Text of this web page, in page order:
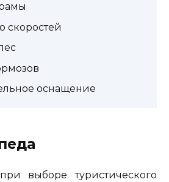
скоростей
оснащение
выборе туристического